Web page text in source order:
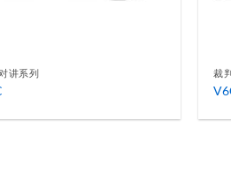
讲系列 裁